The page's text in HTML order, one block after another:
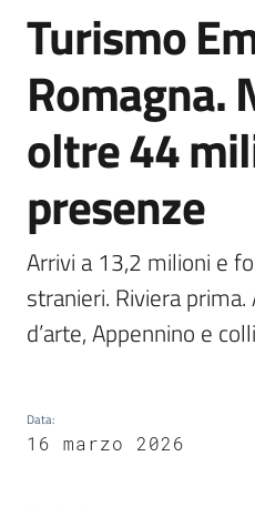
Servizi
Leggi
Atti
Bandi
Piani
Programmi
Progetti
Salta al contenuto
Turismo
Romagna.
oltre 44
presenze
Arrivi a 13,2 milioni e
stranieri. Riviera
d’arte, Appennino e
Data:
16 marzo 2026